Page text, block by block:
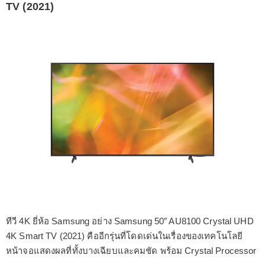
TV (2021)
ทีวี 4K ยี่ห้อ Samsung อย่าง Samsung 50″ AU8100 Crystal UHD
4K Smart TV (2021) คืออีกรุ่นที่โดดเด่นในเรื่องของเทคโนโลยี
หน้าจอแสดงผลที่ทั้งบางเฉียบและคมชัด พร้อม Crystal Processor